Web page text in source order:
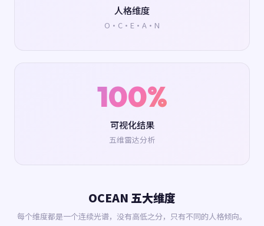
人格维度
O·C·E·A·N
100%
可视化结果
五维雷达分析
OCEAN 五大维度
每个维度都是一个连续光谱，没有高低之分，只有不同的人格倾向。